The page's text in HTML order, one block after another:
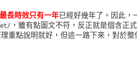
最長時效只有一年已經好幾年了。因此，
，雖有點圖文不符，反正就是個含正
重點說明就好，但這一路下來，對於整